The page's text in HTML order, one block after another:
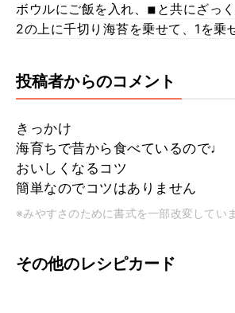
ボウルにご飯を入れ、◾︎と共にざっ
2の上に千切り海苔を乗せて、1を乗
投稿者からのコメント
きっかけ
海育ちで昔から食べているので♩
おいしくなるコツ
簡単なのでコツはありません
※みやすさのために書式を一部改変していま
その他のレシピカード